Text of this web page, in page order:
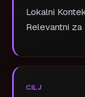
Lokalni
Relevantni za
CILJ